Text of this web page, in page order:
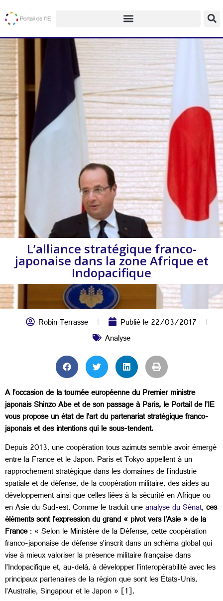
L’alliance stratégique franco-
japonaise dans la zone Afrique et
Indopacifique
Robin Terrasse Publié le22/03/2017
Analyse
A l’occasion de la tournée européenne du Premier ministre
japonais Shinzo Abe et de son passage à Paris, le Portail de l’IE
vous propose un état de l’art du partenariat stratégique franco-
japonais et des intentions qui le sous-tendent.
Depuis 2013, une coopération tous azimuts semble avoir émergé
entre la France et le Japon. Paris et Tokyo appellent à un
rapprochement stratégique dans les domaines de l’industrie
spatiale et de défense, de la coopération militaire, des aides au
développement ainsi que celles liées à la sécurité en Afrique ou
en Asie du Sud-est. Comme le traduit uneanalyse du Sénat,ces
éléments sont l'expression du grand « pivot vers l'Asie » de la
France: « Selon le Ministère de la Défense, cette coopération
franco-japonaise de défense s’inscrit dans un schéma global qui
vise à mieux valoriser la présence militaire française dans
l’Indopacifique et, au-delà, à développer l’interopérabilité avec les
principaux partenaires de la région que sont les États-Unis,
l’Australie, Singapour et le Japon » [1].